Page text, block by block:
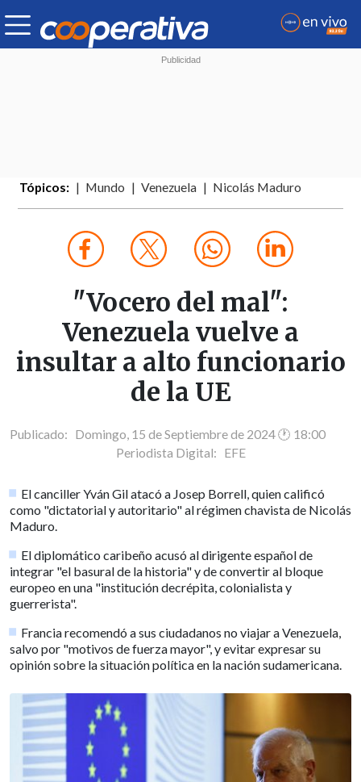
Tópicos: Mundo Venezuela Nicolás Maduro
"Vocero del mal":
Venezuela vuelve a
insultar a alto funcionario
de la UE
Publicado: Domingo, 15 de Septiembre de 2024 🕐 18:00
Periodista Digital: EFE
El canciller Yván Gil atacó a Josep Borrell, quien calificó
como "dictatorial y autoritario" al régimen chavista de Nicolás
Maduro.
El diplomático caribeño acusó al dirigente español de
integrar "el basural de la historia" y de convertir al bloque
europeo en una "institución decrépita, colonialista y
guerrerista".
Francia recomendó a sus ciudadanos no viajar a Venezuela,
salvo por "motivos de fuerza mayor", y evitar expresar su
opinión sobre la situación política en la nación sudamericana.